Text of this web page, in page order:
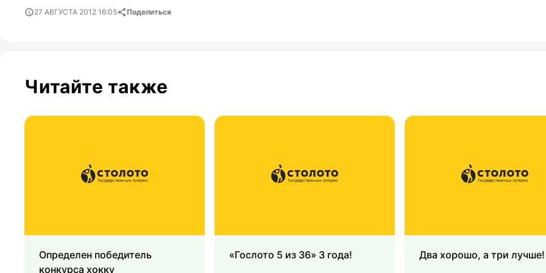
27 АВГУСТА 2012 16:05 Поделиться
Читайте также
Определен победитель
конкурса хокку
«Гослото 5 из 36» 3 года! Два хорошо, а три лучше!